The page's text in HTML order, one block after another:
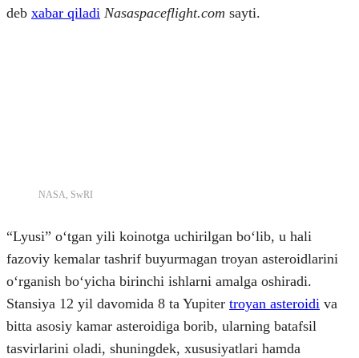
deb xabar qiladi Nasaspaceflight.com sayti.
NASA, SwRI
“Lyusi” oʻtgan yili koinotga uchirilgan boʻlib, u hali
fazoviy kemalar tashrif buyurmagan troyan asteroidlarini
oʻrganish boʻyicha birinchi ishlarni amalga oshiradi.
Stansiya 12 yil davomida 8 ta Yupiter troyan asteroidi va
bitta asosiy kamar asteroidiga borib, ularning batafsil
tasvirlarini oladi, shuningdek, xususiyatlari hamda